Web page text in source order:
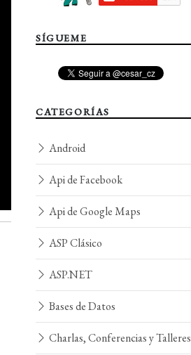
SÍGUEME
CATEGORÍAS
Android
Api de Facebook
Api de Google Maps
ASP Clásico
ASP.NET
Bases de Datos
Charlas, Conferencias y Talleres